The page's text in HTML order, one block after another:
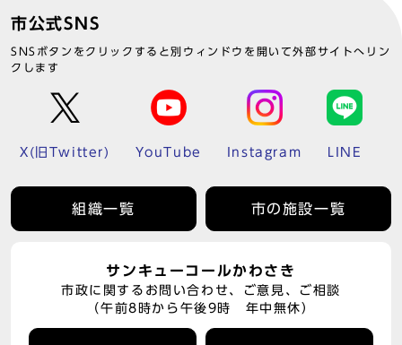
市公式SNS
SNSボタンをクリックすると別ウィンドウを開いて外部サイトへリン
クします
X(旧Twitter) YouTube Instagram LINE
組織一覧 市の施設一覧
サンキューコールかわさき
市政に関するお問い合わせ、ご意見、ご相談
（午前8時から午後9時 年中無休）